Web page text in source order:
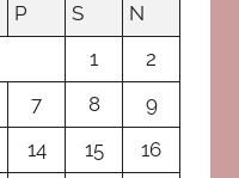
P S
N
1
2
7 8
9
14 15 16